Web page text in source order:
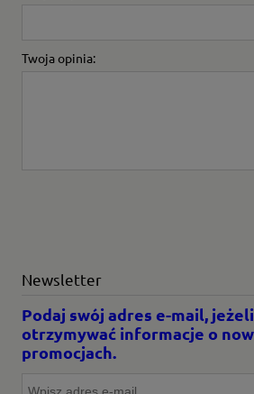
Twoja opinia:
Newsletter
Podaj swój adres e-mail,
otrzymywać informacje o
promocjach.